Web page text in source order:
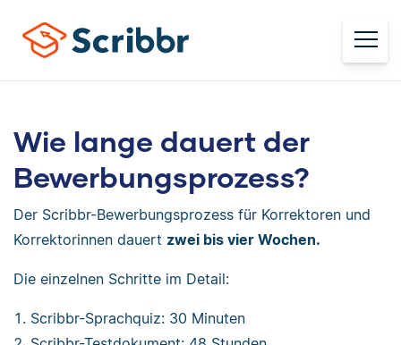
Wie lange dauert der
Bewerbungsprozess?
Der Scribbr-Bewerbungsprozess für Korrektoren und
Korrektorinnen dauert zwei bis vier Wochen.
Die einzelnen Schritte im Detail:
Scribbr-Sprachquiz: 30 Minuten